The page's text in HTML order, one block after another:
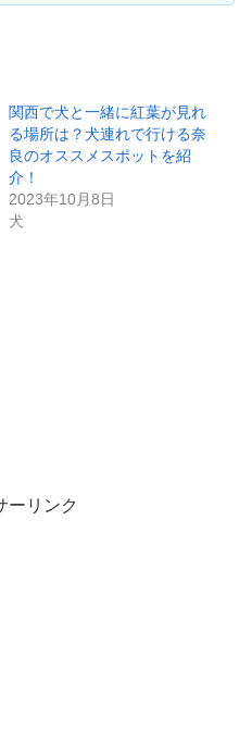
関西で犬と一緒に紅葉が見れ
る場所は？犬連れで行ける奈
良のオススメスポットを紹
介！
2023年10月8日
犬
ーリンク